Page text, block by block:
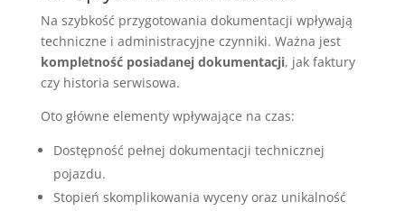
Na szybkość przygotowania dokumentacji wpływają
techniczne i administracyjne czynniki. Ważna jest
kompletność posiadanej dokumentacji, jak faktury
czy historia serwisowa.
Oto główne elementy wpływające na czas:
Dostępność pełnej dokumentacji technicznej
pojazdu.
Stopień skomplikowania wyceny oraz unikalność